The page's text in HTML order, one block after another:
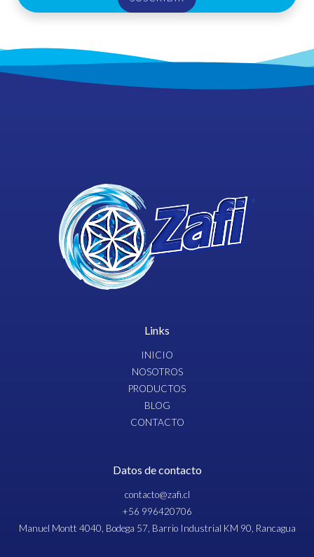
Links
INICIO
NOSOTROS
PRODUCTOS
BLOG
CONTACTO
Datos de contacto
contacto@zafi.cl
+56 996420706
Manuel Montt 4040, Bodega 57, Barrio Industrial KM 90, Rancagua